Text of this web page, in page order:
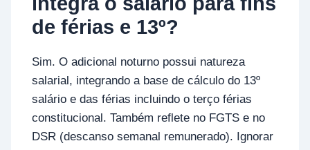
de férias e 13º?
Sim. O adicional noturno possui natureza
salarial, integrando a base de cálculo do 13º
salário e das férias incluindo o terço férias
constitucional. Também reflete no FGTS e no
DSR (descanso semanal remunerado). Ignorar